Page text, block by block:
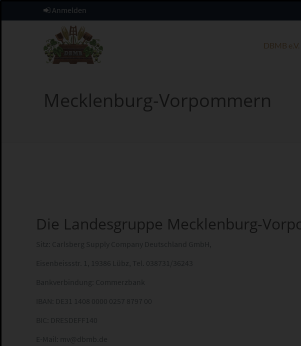
Anmelden
DBMB e.V.
Mecklenburg-Vorpommern
Die Landesgruppe Mecklenburg-
Sitz: Carlsberg Supply Company Deutschland GmbH,
Eisenbeissstr. 1, 19386 Lübz, Tel. 038731/36243
Bankverbindung: Commerzbank
IBAN: DE31 1408 0000 0257 8797 00
BIC: DRESDEFF140
E-Mail: mv@dbmb.de